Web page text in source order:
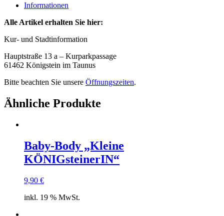
Informationen
Alle Artikel erhalten Sie hier:
Kur- und Stadtinformation
Hauptstraße 13 a – Kurparkpassage
61462 Königstein im Taunus
Bitte beachten Sie unsere Öffnungszeiten.
Ähnliche Produkte
Baby-Body „Kleine
KÖNIGsteinerIN“
9,90 €
inkl. 19 % MwSt.